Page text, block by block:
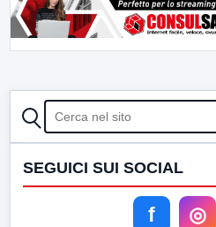
CERCA
SEGUICI SUI SOCIAL
f ◎